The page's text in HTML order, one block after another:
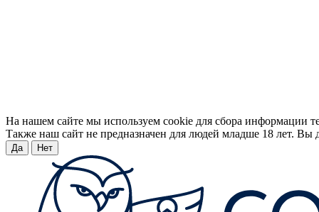
На нашем сайте мы используем cookie для сбора информации
Также наш сайт не предназначен для людей младше 18 лет. Вы
Да Нет